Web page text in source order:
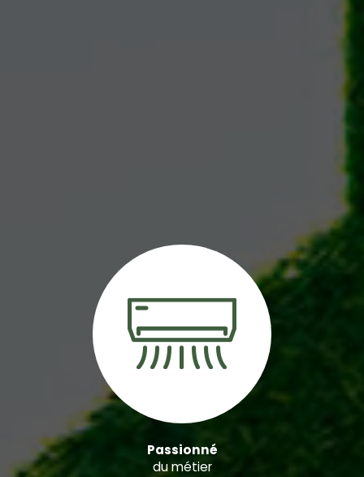
Passionné
du métier